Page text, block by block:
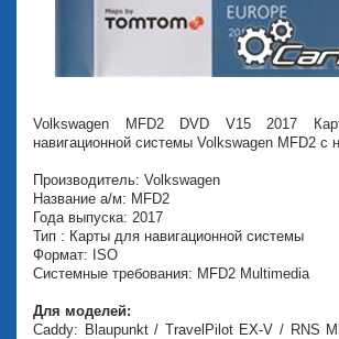
Volkswagen MFD2 DVD V15 2017
навигационной системы Volkswagen MFD2 с
Производитель: Volkswagen
Название а/м: MFD2
Года выпуска: 2017
Тип : Карты для навигационной системы
Формат: ISO
Системные требования: MFD2 Multimedia
Для моделей:
Caddy: Blaupunkt / TravelPilot EX-V / RNS